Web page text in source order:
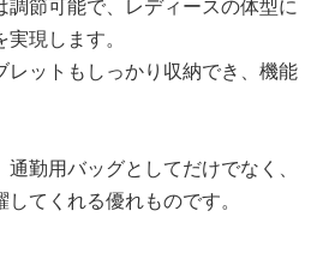
調節可能で、レディースの体型に
現します。
レットもしっかり収納でき、機能
勤用バッグとしてだけでなく、
てくれる優れものです。